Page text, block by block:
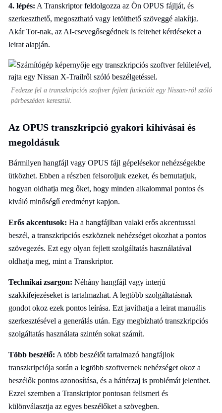
4. lépés: A Transkriptor feldolgozza az Ön OPUS fájlját, és
szerkeszthető, megosztható vagy letölthető szöveggé alakítja.
Akár Tor-nak, az AI-csevegősegédnek is feltehet kérdéseket a
leirat alapján.
Fedezze fel a transzkripciós szoftver fejlett funkcióit egy Nissan-ról szóló
párbeszéden keresztül.
Az OPUS transzkripció gyakori kihívásai és
megoldásuk
Bármilyen hangfájl vagy OPUS fájl gépelésekor nehézségekbe
ütközhet. Ebben a részben felsoroljuk ezeket, és bemutatjuk,
hogyan oldhatja meg őket, hogy minden alkalommal pontos és
kiváló minőségű eredményt kapjon.
Erős akcentusok: Ha a hangfájlban valaki erős akcentussal
beszél, a transzkripciós eszköznek nehézséget okozhat a pontos
szövegezés. Ezt egy olyan fejlett szolgáltatás használatával
oldhatja meg, mint a Transkriptor.
Technikai zsargon: Néhány hangfájl vagy interjú
szakkifejezéseket is tartalmazhat. A legtöbb szolgáltatásnak
gondot okoz ezek pontos leírása. Ezt javíthatja a leirat manuális
szerkesztésével a generálás után. Egy megbízható transzkripciós
szolgáltatás használata szintén sokat számít.
Több beszélő: A több beszélőt tartalmazó hangfájlok
transzkripciója során a legtöbb szoftvernek nehézséget okoz a
beszélők pontos azonosítása, és a háttérzaj is problémát jelenthet.
Ezzel szemben a Transkriptor pontosan felismeri és
különválasztja az egyes beszélőket a szövegben.